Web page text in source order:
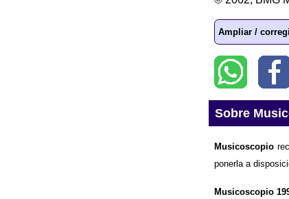
Ampliar /
Sobre
Musicoscopio
ponerla a
Musicoscopio